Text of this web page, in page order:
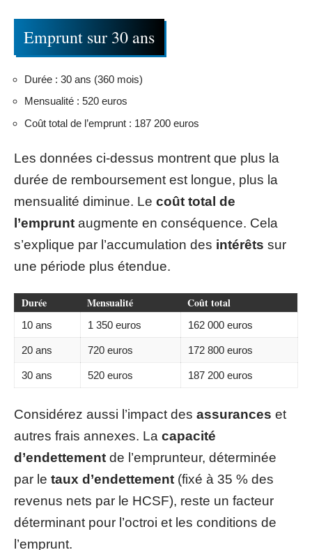
Emprunt sur 30 ans
Durée : 30 ans (360 mois)
Mensualité : 520 euros
Coût total de l’emprunt : 187 200 euros
Les données ci-dessus montrent que plus la
durée de remboursement est longue, plus la
mensualité diminue. Le coût total de
l’emprunt augmente en conséquence. Cela
s’explique par l’accumulation des intérêts sur
une période plus étendue.
Durée Mensualité Coût total
10 ans 1 350 euros 162 000 euros
20 ans 720 euros 172 800 euros
30 ans 520 euros 187 200 euros
Considérez aussi l’impact des assurances et
autres frais annexes. La capacité
d’endettement de l’emprunteur, déterminée
par le taux d’endettement (fixé à 35 % des
revenus nets par le HCSF), reste un facteur
déterminant pour l’octroi et les conditions de
l’emprunt.